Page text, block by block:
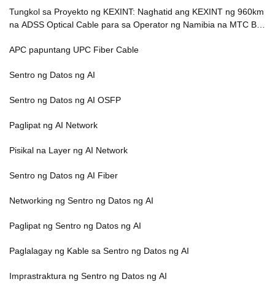
Tungkol sa Proyekto ng KEXINT: Naghatid ang KEXINT ng 960km
na ADSS Optical Cable para sa Operator ng Namibia na MTC Bac
APC papuntang UPC Fiber Cable
Sentro ng Datos ng AI
Sentro ng Datos ng AI OSFP
Paglipat ng AI Network
Pisikal na Layer ng AI Network
Sentro ng Datos ng AI Fiber
Networking ng Sentro ng Datos ng AI
Paglipat ng Sentro ng Datos ng AI
Paglalagay ng Kable sa Sentro ng Datos ng AI
Imprastraktura ng Sentro ng Datos ng AI